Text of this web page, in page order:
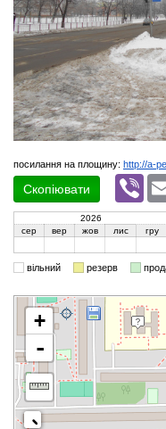
посилання на площину: http://a-
Скопіювати
2026
сер
вер жов лис гру
вільний резерв
+
-